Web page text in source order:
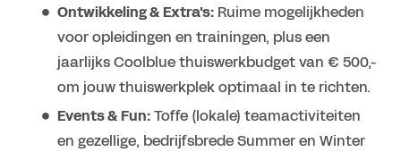
Ontwikkeling & Extra's: Ruime mogelijkheden
voor opleidingen en trainingen, plus een
jaarlijks Coolblue thuiswerkbudget van € 500,-
om jouw thuiswerkplek optimaal in te richten.
Events & Fun:Toffe (lokale) teamactiviteiten
en gezellige, bedrijfsbrede Summer en Winter